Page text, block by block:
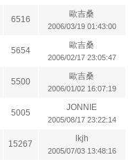
6516
歐吉桑
2006/03/19 01:43:00
5654
歐吉桑
2006/02/17 23:05:47
5500
歐吉桑
2006/01/02 16:07:19
5005
JONNIE
2005/08/17 23:22:14
15267
lkjh
2005/07/03 13:48:16